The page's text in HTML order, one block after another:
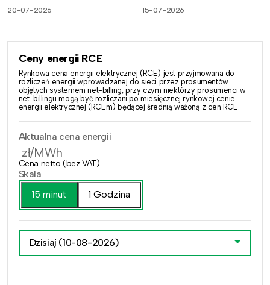
20-07-2026 15-07-2026
Ceny energii RCE
Rynkowa cena energii elektrycznej (RCE) jest przyjmowana do
rozliczeń energii wprowadzanej do sieci przez prosumentów
objętych systemem net-billing, przy czym niektórzy prosumenci w
net-billingu mogą być rozliczani po miesięcznej rynkowej cenie
energii elektrycznej (RCEm) będącej średnią ważoną z cen RCE.
Aktualna cena energii
zł/MWh
Cena netto (bez VAT)
Skala
15 minut
1 Godzina
Dzisiaj (10-08-2026)